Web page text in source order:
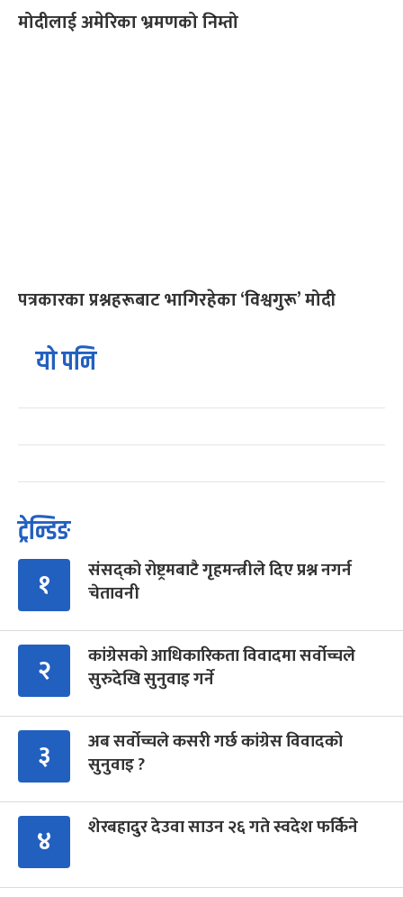
मोदीलाई अमेरिका भ्रमणको निम्तो
पत्रकारका प्रश्नहरूबाट भागिरहेका ‘विश्वगुरू’ मोदी
यो पनि
ट्रेन्डिङ
१
संसद्को रोष्ट्रमबाटै गृहमन्त्रीले दिए प्रश्न नगर्न
चेतावनी
२
कांग्रेसको आधिकारिकता विवादमा सर्वोच्चले
सुरुदेखि सुनुवाइ गर्ने
३
अब सर्वोच्चले कसरी गर्छ कांग्रेस विवादको
सुनुवाइ ?
४ शेरबहादुर देउवा साउन २६ गते स्वदेश फर्किने